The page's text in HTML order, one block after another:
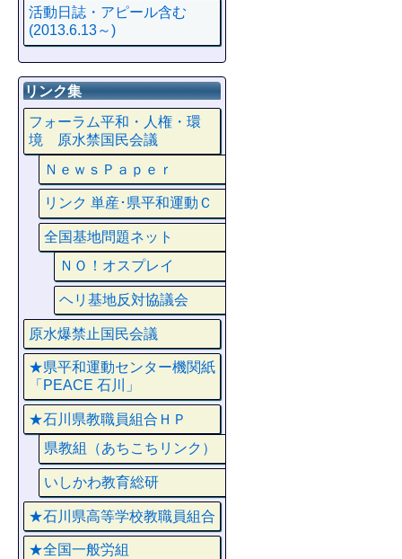
活動日誌・アピール含む
(2013.6.13～)
リンク集
フォーラム平和・人権・環
境 原水禁国民会議
ＮｅｗｓＰａｐｅｒ
リンク 単産･県平和運動Ｃ
全国基地問題ネット
ＮＯ！オスプレイ
ヘリ基地反対協議会
原水爆禁止国民会議
★県平和運動センター機関紙
「PEACE 石川」
★石川県教職員組合ＨＰ
県教組（あちこちリンク）
いしかわ教育総研
★石川県高等学校教職員組合
★全国一般労組